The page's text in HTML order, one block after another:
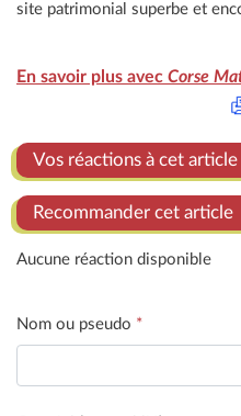
site patrimonial superbe et
En savoir plus avec Corse
Vos réactions à cet article
Recommander cet article
Aucune réaction disponible
Nom ou pseudo *